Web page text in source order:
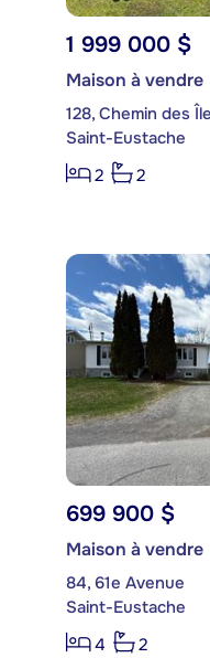
1 999 000 $
Maison à vendre
128, Chemin des
Saint-Eustache
2
2
699 900 $
Maison à vendre
84, 61e Avenue
Saint-Eustache
4
2